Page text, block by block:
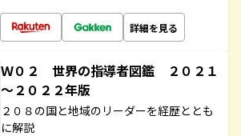
詳細を見る
Ｗ０２ 世界の指導者図鑑 ２０２１
～２０２２年版
２０８の国と地域のリーダーを経歴ととも
に解説